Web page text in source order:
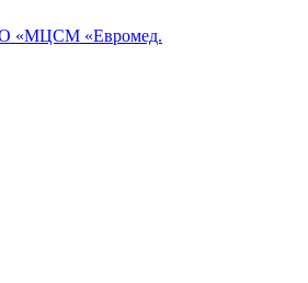
«МЦСМ «Евромед.